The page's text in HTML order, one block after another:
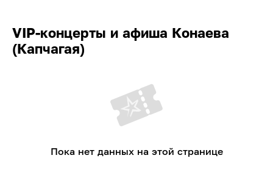
VIP-концерты и афиша Конаева
(Капчагая)
Пока нет данных на этой странице